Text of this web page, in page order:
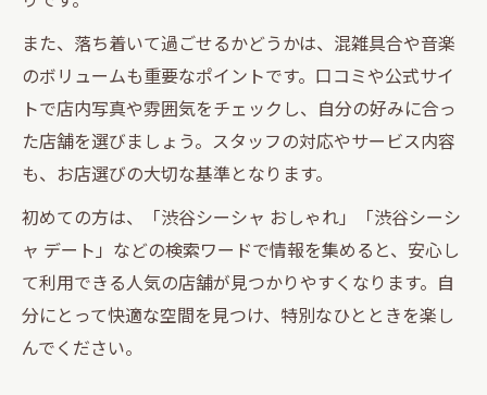
また、落ち着いて過ごせるかどうかは、混雑具合や音楽
のボリュームも重要なポイントです。口コミや公式サイ
トで店内写真や雰囲気をチェックし、自分の好みに合っ
た店舗を選びましょう。スタッフの対応やサービス内容
も、お店選びの大切な基準となります。
初めての方は、「渋谷シーシャ おしゃれ」「渋谷シーシ
ャ デート」などの検索ワードで情報を集めると、安心し
て利用できる人気の店舗が見つかりやすくなります。自
分にとって快適な空間を見つけ、特別なひとときを楽し
んでください。